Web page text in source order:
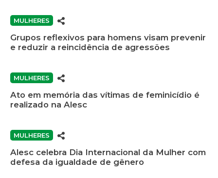
MULHERES
Grupos reflexivos para homens visam prevenir
e reduzir a reincidência de agressões
MULHERES
Ato em memória das vítimas de feminicídio é
realizado na Alesc
MULHERES
Alesc celebra Dia Internacional da Mulher com
defesa da igualdade de gênero